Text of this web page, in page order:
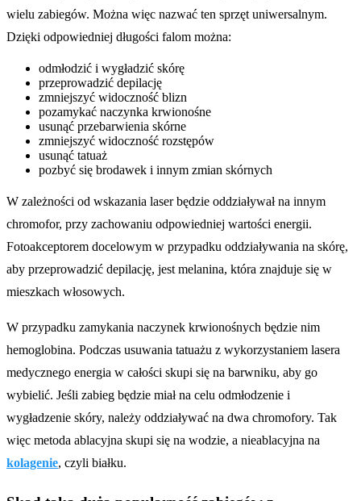
wielu zabiegów. Można więc nazwać ten sprzęt uniwersalnym.
Dzięki odpowiedniej długości falom można:
odmłodzić i wygładzić skórę
przeprowadzić depilację
zmniejszyć widoczność blizn
pozamykać naczynka krwionośne
usunąć przebarwienia skórne
zmniejszyć widoczność rozstępów
usunąć tatuaż
pozbyć się brodawek i innym zmian skórnych
W zależności od wskazania laser będzie oddziaływał na innym
chromofor, przy zachowaniu odpowiedniej wartości energii.
Fotoakceptorem docelowym w przypadku oddziaływania na skórę,
aby przeprowadzić depilację, jest melanina, która znajduje się w
mieszkach włosowych.
W przypadku zamykania naczynek krwionośnych będzie nim
hemoglobina. Podczas usuwania tatuażu z wykorzystaniem lasera
medycznego energia w całości skupi się na barwniku, aby go
wybielić. Jeśli zabieg będzie miał na celu odmłodzenie i
wygładzenie skóry, należy oddziaływać na dwa chromofory. Tak
więc metoda ablacyjna skupi się na wodzie, a nieablacyjna na
kolagenie, czyli białku.